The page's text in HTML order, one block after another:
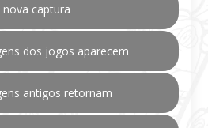
captura
dos jogos aparecem
antigos retornam